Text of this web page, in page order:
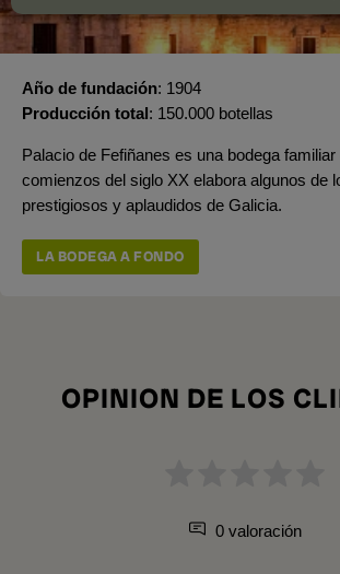
Año de fundación 1904
Producción total 150.000 botellas
Palacio de Fefiñanes es una bodega
comienzos del siglo XX elabora algunos de
prestigiosos y aplaudidos de Galicia.
LA BODEGA A FONDO
OPINION DE LOS
0 valoración